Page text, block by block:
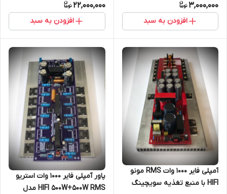
3,000,000
افزودن به سبد
22,000,000
افزودن به سبد
آمپلی فایر ۱۰۰۰ وات RMS مونو
HIFI با منبع تغذیه سویچینگ
پاور آمپلی فایر ۱۰۰۰ وات استریو
HIFI 500W+500W RMS مدل